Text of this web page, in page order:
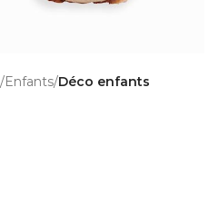
Enfants Déco enfants